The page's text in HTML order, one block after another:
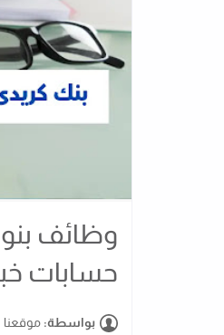
وظائف
حسابات
بواسطة: موقعنا